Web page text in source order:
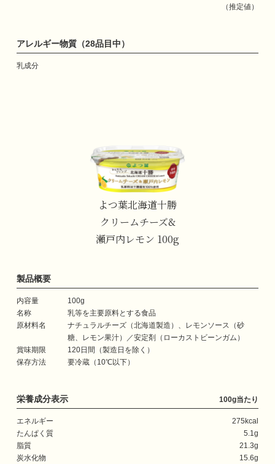
（推定値）
アレルギー物質（28品目中）
乳成分
よつ葉北海道十勝
クリームチーズ&
瀬戸内レモン 100g
製品概要
内容量
100g
名称
乳等を主要原料とする食品
原材料名
ナチュラルチーズ（北海道製造）、レモンソース（砂
糖、レモン果汁）／安定剤（ローカストビーンガム）
賞味期限
120日間（製造日を除く）
保存方法
要冷蔵（10℃以下）
栄養成分表示 100g当たり
エネルギー
275kcal
たんぱく質
5.1g
脂質
21.3g
炭水化物
15.6g